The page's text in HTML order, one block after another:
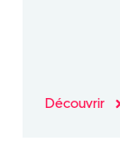
Découvrir